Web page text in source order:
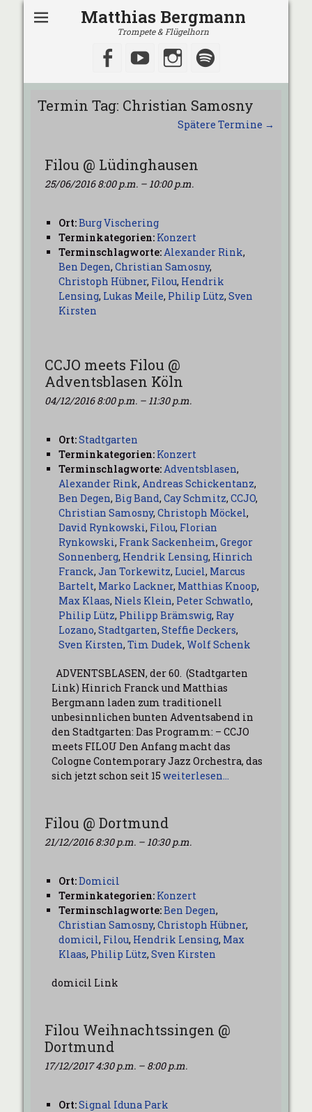
Matthias Bergmann
Trompete & Flügelhorn
Facebook
YouTubeInstagram
Termin Tag: Christian Samosny
Spätere Termine →
Filou @ Lüdinghausen
25/06/2016 8:00 p.m. – 10:00 p.m.
Ort:Burg Vischering
Terminkategorien: Konzert
Terminschlagworte:Alexander Rink,
Ben Degen, Christian Samosny,
Christoph Hübner, Filou, Hendrik
Lensing, Lukas Meile, Philip Lütz, Sven
Kirsten
CCJO meets Filou @
Adventsblasen Köln
04/12/2016 8:00 p.m. – 11:30 p.m.
Ort:Stadtgarten
Terminkategorien: Konzert
Terminschlagworte:Adventsblasen,
Alexander Rink, Andreas Schickentanz,
Ben Degen, Big Band, Cay Schmitz, CCJO,
Christian Samosny, Christoph Möckel,
David Rynkowski, Filou, Florian
Rynkowski, Frank Sackenheim, Gregor
Sonnenberg, Hendrik Lensing, Hinrich
Franck, Jan Torkewitz, Luciel, Marcus
Bartelt, Marko Lackner, Matthias Knoop,
Max Klaas, Niels Klein, Peter Schwatlo,
Philip Lütz, Philipp Brämswig, Ray
Lozano, Stadtgarten, Steffie Deckers,
Sven Kirsten, Tim Dudek, Wolf Schenk
ADVENTSBLASEN, der 60. (Stadtgarten
Link) Hinrich Franck und Matthias
Bergmann laden zum traditionell
unbesinnlichen bunten Adventsabend in
den Stadtgarten: Das Programm: – CCJO
meets FILOU Den Anfang macht das
Cologne Contemporary Jazz Orchestra, das
sich jetzt schon seit 15 weiterlesen…
Filou @ Dortmund
21/12/2016 8:30 p.m. – 10:30 p.m.
Ort:Domicil
Terminkategorien: Konzert
Terminschlagworte:Ben Degen,
Christian Samosny, Christoph Hübner,
domicil, Filou, Hendrik Lensing, Max
Klaas, Philip Lütz, Sven Kirsten
domicil Link
Filou Weihnachtssingen @
Dortmund
17/12/2017 4:30 p.m. – 8:00 p.m.
Ort:Signal Iduna Park